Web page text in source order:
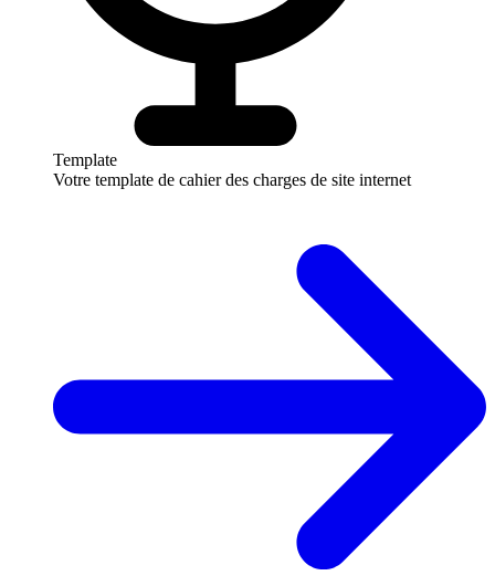
Template
Votre template de cahier des charges de site internet